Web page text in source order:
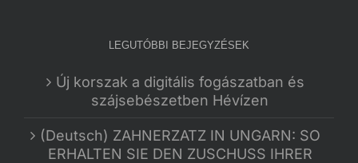
LEGUTÓBBI BEJEGYZÉSEK
Új korszak a digitális fogászatban és
szájsebészetben Hévízen
(Deutsch) ZAHNERZATZ IN UNGARN: SO
ERHALTEN SIE DEN ZUSCHUSS IHRER